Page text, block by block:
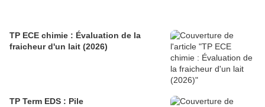
TP ECE chimie : Évaluation de la
fraicheur d'un lait (2026)
TP Term EDS : Pile